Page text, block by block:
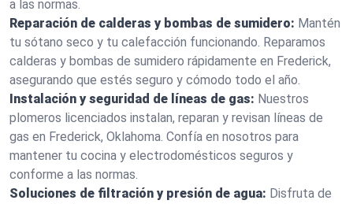
a las normas.
Reparación de calderas y bombas de sumidero: Mantén
tu sótano seco y tu calefacción funcionando. Reparamos
calderas y bombas de sumidero rápidamente en Frederick,
asegurando que estés seguro y cómodo todo el año.
Instalación y seguridad de líneas de gas: Nuestros
plomeros licenciados instalan, reparan y revisan líneas de
gas en Frederick, Oklahoma. Confía en nosotros para
mantener tu cocina y electrodomésticos seguros y
conforme a las normas.
Soluciones de filtración y presión de agua: Disfruta de